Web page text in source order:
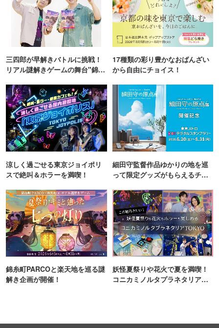
三四郎が早解きバトルに挑戦！
リアル謎解きゲームの舞台"錦糸
17種類の彩り豊かなおばんざい
から自由にチョイス！
涼しく過ごせる東京ジョイポリ
スで絶叫＆ホラーを満喫！
細田守監督作品ゆかりの地を巡
って限定グッズがもらえるチャ
錦糸町PARCOと楽天地を巡る謎
解き企画が開催！
妖怪夏祭りや花火で夏を満喫！
コニカミノルタプラネタリア